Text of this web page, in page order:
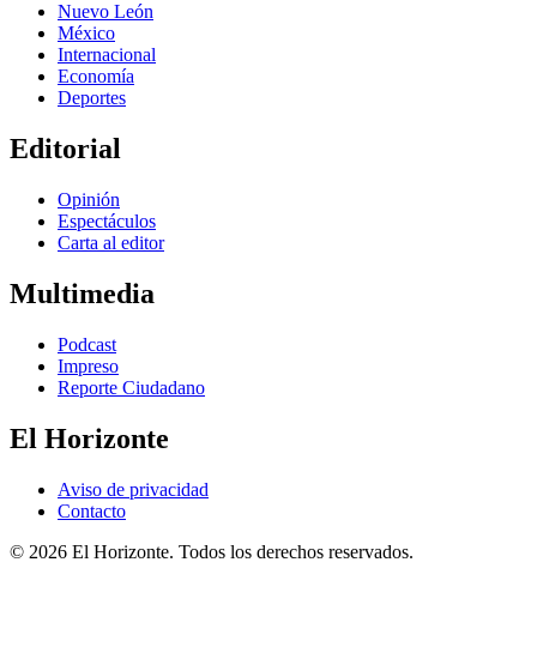
Nuevo León
México
Internacional
Economía
Deportes
Editorial
Opinión
Espectáculos
Carta al editor
Multimedia
Podcast
Impreso
Reporte Ciudadano
El Horizonte
Aviso de privacidad
Contacto
© 2026 El Horizonte. Todos los derechos reservados.